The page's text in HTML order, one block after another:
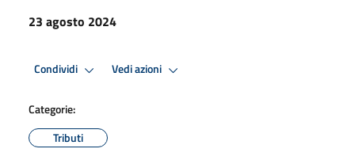
23 agosto 2024
Condividi Vedi azioni
Categorie:
Tributi